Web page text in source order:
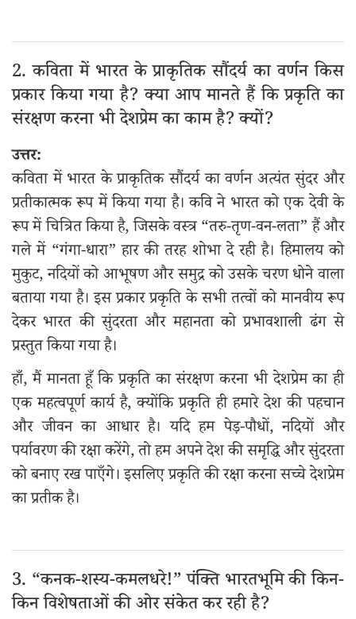
2. कविता में भारत के प्राकृतिक सौंदर्य का वर्णन किस
प्रकार किया गया है? क्या आप मानते हैं कि प्रकृति का
संरक्षण करना भी देशप्रेम का काम है? क्यों?
उत्तर:
कविता में भारत के प्राकृतिक सौंदर्य का वर्णन अत्यंत सुंदर और
प्रतीकात्मक रूप में किया गया है। कवि ने भारत को एक देवी के
रूप में चित्रित किया है, जिसके वस्त्र “तरु-तृण-वन-लता” हैं और
गले में “गंगा-धारा” हार की तरह शोभा दे रही है। हिमालय को
मुकुट, नदियों को आभूषण और समुद्र को उसके चरण धोने वाला
बताया गया है। इस प्रकार प्रकृति के सभी तत्वों को मानवीय रूप
देकर भारत की सुंदरता और महानता को प्रभावशाली ढंग से
प्रस्तुत किया गया है।
हाँ, मैं मानता हूँ कि प्रकृति का संरक्षण करना भी देशप्रेम का ही
एक महत्वपूर्ण कार्य है, क्योंकि प्रकृति ही हमारे देश की पहचान
और जीवन का आधार है। यदि हम पेड़-पौधों, नदियों और
पर्यावरण की रक्षा करेंगे, तो हम अपने देश की समृद्धि और सुंदरता
को बनाए रख पाएँगे। इसलिए प्रकृति की रक्षा करना सच्चे देशप्रेम
का प्रतीक है।
3. “कनक-शस्य-कमलधरे!” पंक्ति भारतभूमि की किन-
किन विशेषताओं की ओर संकेत कर रही है?